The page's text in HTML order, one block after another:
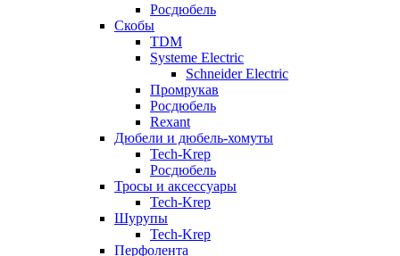
Росдюбель
Скобы
TDM
Systeme Electric
Schneider Electric
Промрукав
Росдюбель
Rexant
Дюбели и дюбель-хомуты
Tech-Krep
Росдюбель
Тросы и аксессуары
Tech-Krep
Шурупы
Tech-Krep
Перфолента